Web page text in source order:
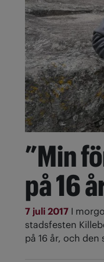
”Min
på 16
7 juli 2017 I
stadsfesten
på 16 år, och den